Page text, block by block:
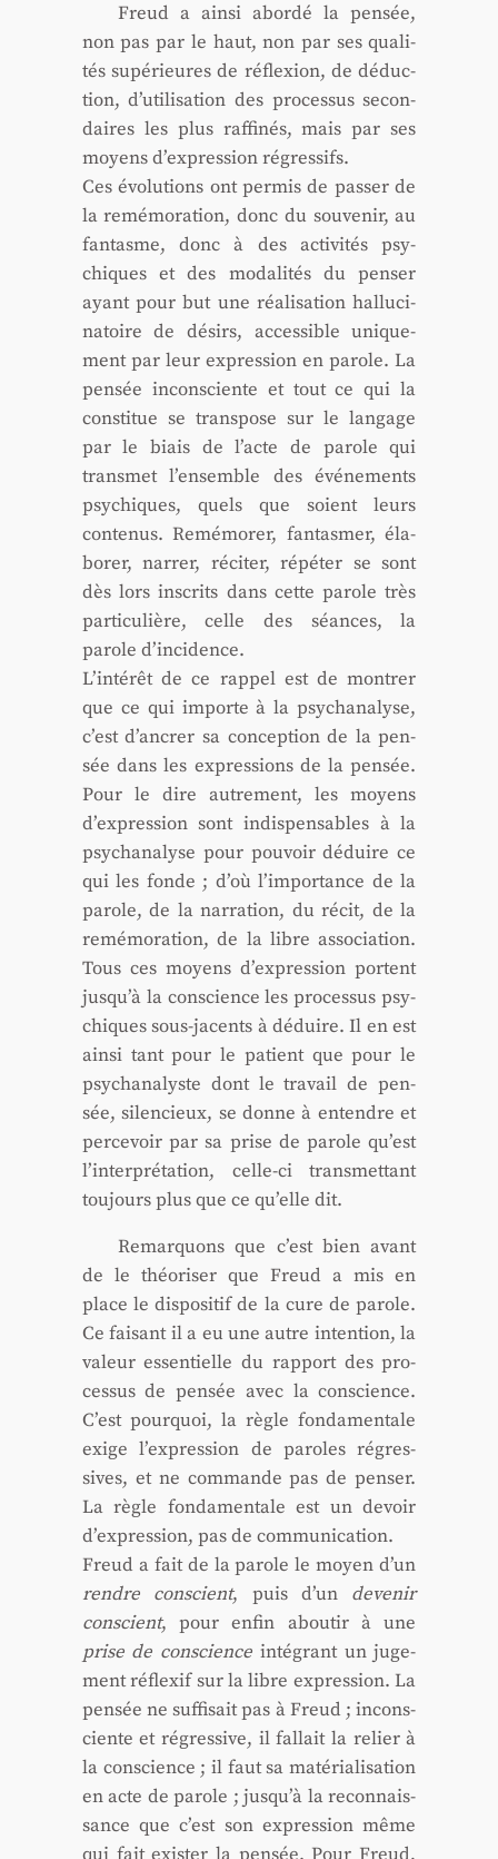
Freud a ain­si abor­dé la pen­sée,
non pas par le haut, non par ses qua­li­
tés supé­rieures de réflexion, de déduc­
tion, d’utilisation des pro­ces­sus secon­
daires les plus raf­fi­nés, mais par ses
moyens d’expression régres­sifs.
Ces évo­lu­tions ont per­mis de pas­ser de
la remé­mo­ra­tion, donc du sou­ve­nir, au
fan­tasme, donc à des acti­vi­tés psy­
chiques et des moda­li­tés du pen­ser
ayant pour but une réa­li­sa­tion hal­lu­ci­
na­toire de dési­rs, acces­sible uni­que­
ment par leur expres­sion en parole. La
pen­sée incons­ciente et tout ce qui la
consti­tue se trans­pose sur le lan­gage
par le biais de l’acte de parole qui
trans­met l’ensemble des évé­ne­ments
psy­chiques, quels que soient leurs
conte­nus. Remé­mo­rer, fan­tas­mer, éla­
bo­rer, nar­rer, réci­ter, répé­ter se sont
dès lors ins­crits dans cette parole très
par­ti­cu­lière, celle des séances, la
parole d’incidence.
L’intérêt de ce rap­pel est de mon­trer
que ce qui importe à la psy­cha­na­lyse,
c’est d’ancrer sa concep­tion de la pen­
sée dans les expres­sions de la pen­sée.
Pour le dire autre­ment, les moyens
d’expression sont indis­pen­sables à la
psy­cha­na­lyse pour pou­voir déduire ce
qui les fonde ; d’où l’importance de la
parole, de la nar­ra­tion, du récit, de la
remé­mo­ra­tion, de la libre asso­cia­tion.
Tous ces moyens d’expression portent
jusqu’à la conscience les pro­ces­sus psy­
chiques sous-jacents à déduire. Il en est
ain­si tant pour le patient que pour le
psy­cha­na­lyste dont le tra­vail de pen­
sée, silen­cieux, se donne à entendre et
per­ce­voir par sa prise de parole qu’est
l’interprétation, celle-ci trans­met­tant
tou­jours plus que ce qu’elle dit.
Remar­quons que c’est bien avant
de le théo­ri­ser que Freud a mis en
place le dis­po­si­tif de la cure de parole.
Ce fai­sant il a eu une autre inten­tion, la
valeur essen­tielle du rap­port des pro­
ces­sus de pen­sée avec la conscience.
C’est pour­quoi, la règle fon­da­men­tale
exige l’expression de paroles régres­
sives, et ne com­mande pas de pen­ser.
La règle fon­da­men­tale est un devoir
d’expression, pas de com­mu­ni­ca­tion.
Freud a fait de la parole le moyen d’un
rendre conscient, puis d’un deve­nir
conscient, pour enfin abou­tir à une
prise de conscience inté­grant un juge­
ment réflexif sur la libre expres­sion. La
pen­sée ne suf­fi­sait pas à Freud ; incons­
ciente et régres­sive, il fal­lait la relier à
la conscience ; il faut sa maté­ria­li­sa­tion
en acte de parole ; jus­qu’à la recon­nais­
sance que c’est son expres­sion même